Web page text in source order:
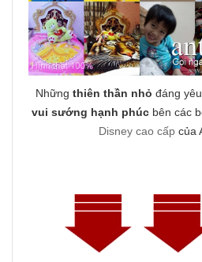
Những thiên thần nhỏ đáng
vui sướng hạnh phúc bên các
Disney cao cấp của